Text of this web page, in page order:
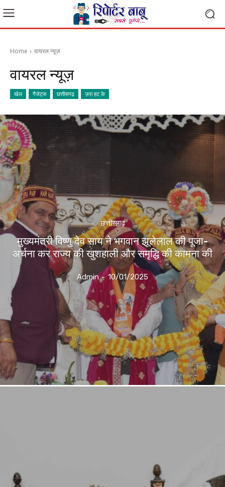
Home वायरल न्यूज़
वायरल न्यूज़
खेल गैजेट्स छत्तीसगढ़ ज़रा हट के
छत्तीसगढ़
मुख्यमंत्री विष्णु देव साय ने भगवान झूलेलाल की पूजा-
अर्चना कर राज्य की खुशहाली और समृद्धि की कामना की
Admin - 10/01/2025